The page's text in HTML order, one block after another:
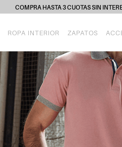
COMPRA HASTA 3 CUOTAS SIN
ROPA INTERIOR ZAPATOS